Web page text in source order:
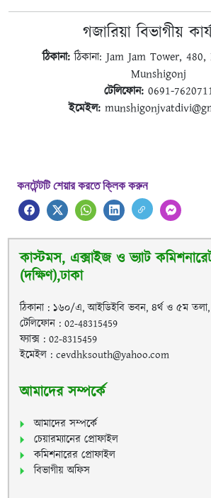
গজারিয়া বিভাগীয়
ঠিকানা: ঠিকানা: Jam Jam Tower,
Munshigonj
টেলিফোন:0691-
ইমেইল:
কনটেন্টটি শেয়ার করতে ক্লিক করুন
কাস্টমস, এক্সাইজ ও ভ্যাট
(দক্ষিণ),ঢাকা
ঠিকানা : ১৬০/এ, আইডিইবি ভবন, ৪র্থ ও ৫ম তলা,
টেলিফোন : 02-48315459
ফ্যাক্স : 02-8315459
ইমেইল : cevdhksouth@yahoo.com
আমাদের সম্পর্কে
আমাদের সম্পর্কে
চেয়ারম্যানের প্রোফাইল
কমিশনারের প্রোফাইল
বিভাগীয় অফিস